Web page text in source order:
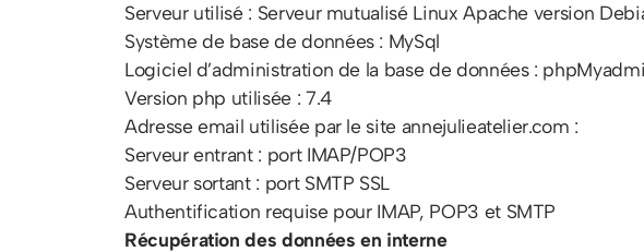
Serveur utilisé : Serveur mutualisé Linux Apache version
Système de base de données : MySql
Logiciel d’administration de la base de données :
Version php utilisée : 7.4
Adresse email utilisée par le site annejulieatelier.com :
Serveur entrant : port IMAP/POP3
Serveur sortant : port SMTP SSL
Authentification requise pour IMAP, POP3 et SMTP
Récupération des données en interne